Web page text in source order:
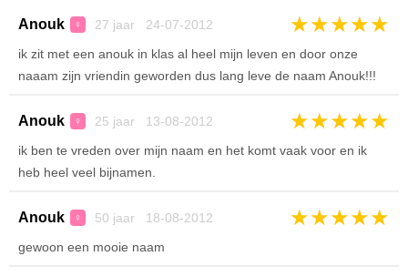
Anouk ♀ 27 jaar 24-07-2012 ★★★★★
ik zit met een anouk in klas al heel mijn leven en door onze
naaam zijn vriendin geworden dus lang leve de naam Anouk!!!
Anouk ♀ 25 jaar 13-08-2012 ★★★★★
ik ben te vreden over mijn naam en het komt vaak voor en ik
heb heel veel bijnamen.
Anouk ♀ 50 jaar 18-08-2012 ★★★★★
gewoon een mooie naam